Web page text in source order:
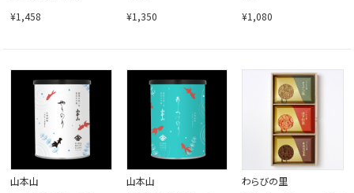
¥1,458
¥1,350
¥1,080
山本山
山本山
わらびの里